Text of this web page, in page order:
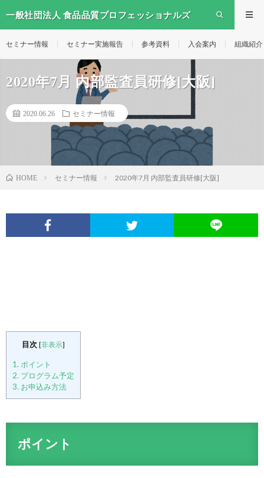
一般社団法人 食品品質プロフェッショナルズ
セミナー情報 セミナー実施報告 参考資料 入会案内 組織紹介
2020年7月 内部監査員研修[大阪]
2020.06.26 セミナー情報
HOME セミナー情報 2020年7月 内部監査員研修[大阪]
目次 [非表示]
1. ポイント
2. プログラム予定
3. お申込み方法
ポイント